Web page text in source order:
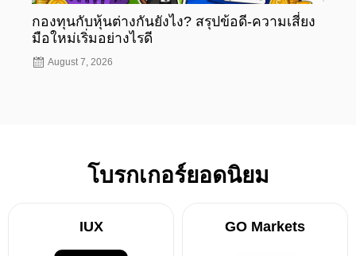
กองทุนกับหุ้นต่างกันยังไง? สรุปข้อดี-ความเสี่ยง
มือใหม่เริ่มอย่างไรดี
August 7, 2026
โบรกเกอร์ยอดนิยม
IUX GO Markets